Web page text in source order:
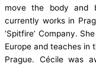
move the body and
currently works in
‘Spitfire’ Company.
Europe and teaches in
Prague. Cécile was